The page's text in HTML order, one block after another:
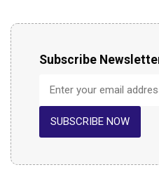
Subscribe
SUBSCRIBE NOW